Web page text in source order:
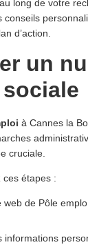
long de votre
conseils
d’action.
un
à Cannes la
cruciale.
ces étapes :
web de Pôle
informations